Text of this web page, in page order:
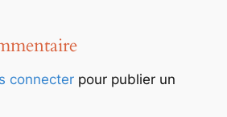
connecterpour publier un